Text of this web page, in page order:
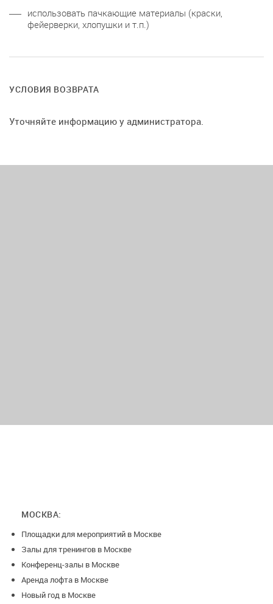
использовать пачкающие материалы (краски,
фейерверки, хлопушки и т.п.)
УСЛОВИЯ ВОЗВРАТА
Уточняйте информацию у администратора.
МОСКВА:
Площадки для мероприятий в Москве
Залы для тренингов в Москве
Конференц-залы в Москве
Аренда лофта в Москве
Новый год в Москве